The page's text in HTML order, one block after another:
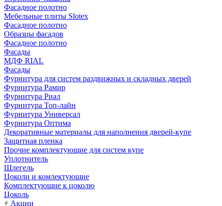
Фасадное полотно
Мебельные плиты Slotex
Фасадное полотно
Образцы фасадов
Фасадное полотно
Фасады
МДФ RIAL
Фасады
Фурнитура для систем раздвижных и складных дверей
Фурнитура Рамир
Фурнитура Риал
Фурнитура Топ-лайн
Фурнитура Универсал
Фурнитура Оптима
Декоративные материалы для наполнения дверей-купе
Защитная пленка
Прочие комплектующие для систем купе
Уплотнитель
Шлегель
Цоколи и комлектующие
Комплектующие к цоколю
Цоколь
Акции